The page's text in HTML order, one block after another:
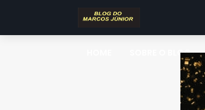
SOBRE O BLOG